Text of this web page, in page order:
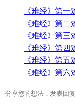
《难经》第
《难经》第
《难经》第
《难经》第
《难经》第
《难经》第